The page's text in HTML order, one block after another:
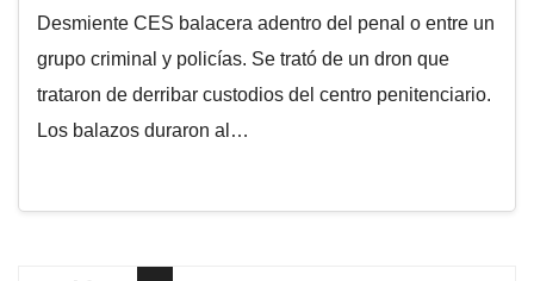
Desmiente CES balacera adentro del penal o entre un
grupo criminal y policías. Se trató de un dron que
trataron de derribar custodios del centro penitenciario.
Los balazos duraron al…